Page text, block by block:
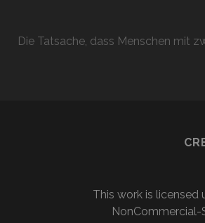
Die Tatsache, dass Menschen mit
This work is licensed
NonCommercial-